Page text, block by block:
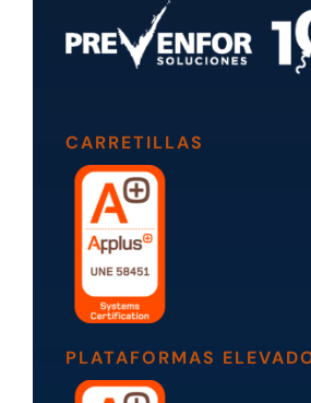
CARRETILLAS
PLATAFORMAS